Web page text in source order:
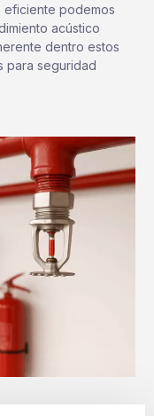
eficiente podemos
acústico
dentro estos
para seguridad